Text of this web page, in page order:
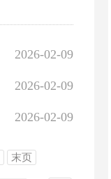
2026-02-09
2026-02-09
2026-02-09
末页